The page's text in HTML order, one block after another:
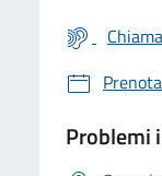
Problemi